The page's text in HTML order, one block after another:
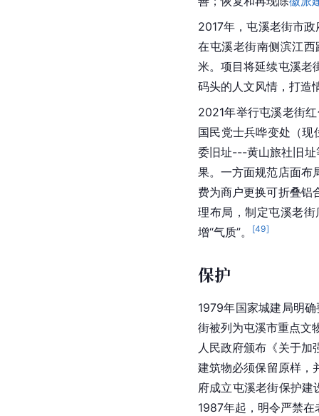
2017年，屯溪老街市
在屯溪老街南侧滨江
米。项目将延续屯溪老
码头的人文风情，打造
2021年举行屯溪老街
国民党士兵哗变处（
委旧址---黄山旅社旧址
果。一方面规范店面布
费为商户更换可折叠铝
理布局，制定屯溪老
增“气质”。
[49]
保护
1979年国家城建局明
街被列为屯溪市重点文
人民政府颁布《关于加
建筑物必须保留原样，
府成立屯溪老街保护建
1987年起，明令严禁